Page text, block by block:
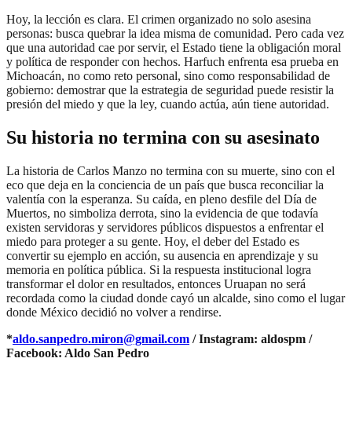
Hoy, la lección es clara. El crimen organizado no solo asesina
personas: busca quebrar la idea misma de comunidad. Pero cada vez
que una autoridad cae por servir, el Estado tiene la obligación moral
y política de responder con hechos. Harfuch enfrenta esa prueba en
Michoacán, no como reto personal, sino como responsabilidad de
gobierno: demostrar que la estrategia de seguridad puede resistir la
presión del miedo y que la ley, cuando actúa, aún tiene autoridad.
Su historia no termina con su asesinato
La historia de Carlos Manzo no termina con su muerte, sino con el
eco que deja en la conciencia de un país que busca reconciliar la
valentía con la esperanza. Su caída, en pleno desfile del Día de
Muertos, no simboliza derrota, sino la evidencia de que todavía
existen servidoras y servidores públicos dispuestos a enfrentar el
miedo para proteger a su gente. Hoy, el deber del Estado es
convertir su ejemplo en acción, su ausencia en aprendizaje y su
memoria en política pública. Si la respuesta institucional logra
transformar el dolor en resultados, entonces Uruapan no será
recordada como la ciudad donde cayó un alcalde, sino como el lugar
donde México decidió no volver a rendirse.
*aldo.sanpedro.miron@gmail.com / Instagram: aldospm /
Facebook: Aldo San Pedro